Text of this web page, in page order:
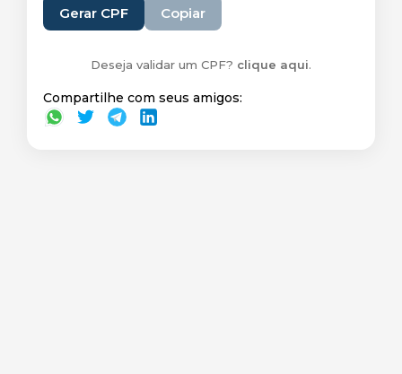
Gerar CPF Copiar
Deseja validar um CPF? clique aqui.
Compartilhe com seus amigos: